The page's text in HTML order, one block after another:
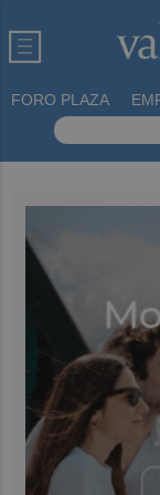
FORO PLAZA